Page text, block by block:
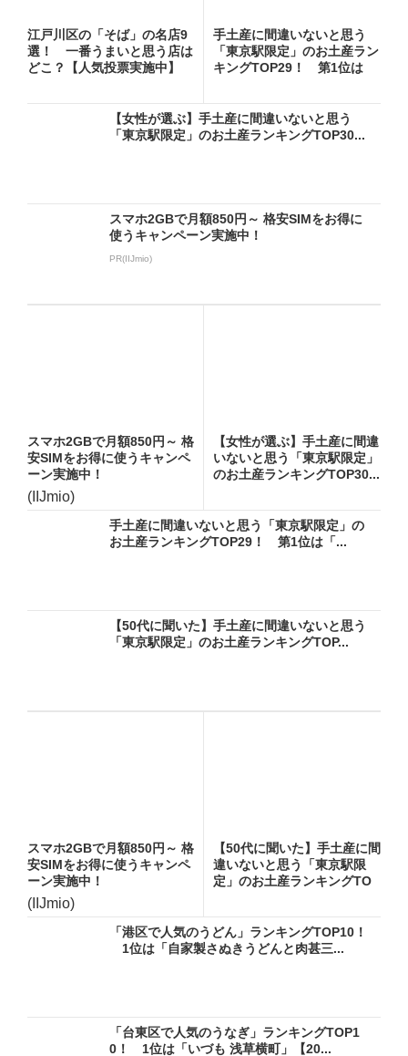
江戸川区の「そば」の名店9
選！ 一番うまいと思う店は
どこ？【人気投票実施中】
手土産に間違いないと思う
「東京駅限定」のお土産ラン
キングTOP29！ 第1位は
【女性が選ぶ】手土産に間違いないと思う
「東京駅限定」のお土産ランキングTOP30...
スマホ2GBで月額850円～ 格安SIMをお得に
使うキャンペーン実施中！
PR(IIJmio)
スマホ2GBで月額850円～ 格
安SIMをお得に使うキャンペ
ーン実施中！
(IIJmio)
【女性が選ぶ】手土産に間違
いないと思う「東京駅限定」
のお土産ランキングTOP30...
手土産に間違いないと思う「東京駅限定」の
お土産ランキングTOP29！ 第1位は「...
【50代に聞いた】手土産に間違いないと思う
「東京駅限定」のお土産ランキングTOP...
スマホ2GBで月額850円～ 格
安SIMをお得に使うキャンペ
ーン実施中！
(IIJmio)
【50代に聞いた】手土産に間
違いないと思う「東京駅限
定」のお土産ランキングTO
「港区で人気のうどん」ランキングTOP10！
1位は「自家製さぬきうどんと肉甚三...
「台東区で人気のうなぎ」ランキングTOP1
0！ 1位は「いづも 浅草横町」【20...